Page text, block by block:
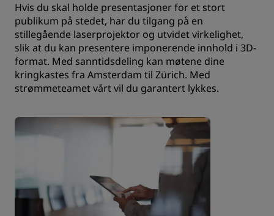
Hvis du skal holde presentasjoner for et stort
publikum på stedet, har du tilgang på en
stillegående laserprojektor og utvidet virkelighet,
slik at du kan presentere imponerende innhold i 3D-
format. Med sanntidsdeling kan møtene dine
kringkastes fra Amsterdam til Zürich. Med
strømmeteamet vårt vil du garantert lykkes.